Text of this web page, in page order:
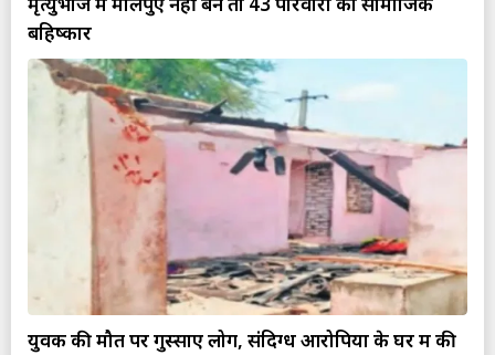
बहिष्कार
युवक की मौत पर गुस्साए लोग, संदिग्ध आरोपियों के घर में की